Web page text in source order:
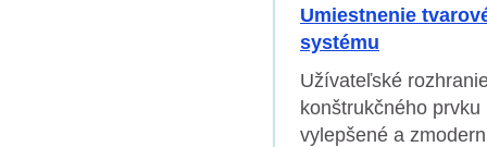
Umiestnenie
systému
Užívateľské
konštrukčného
vylepšené a